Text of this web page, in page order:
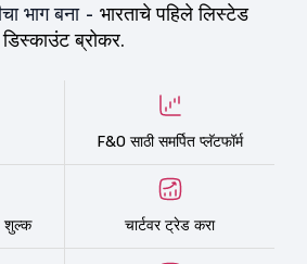
भाग बना - भारताचे पहिले लिस्टेड
डिस्काउंट ब्रोकर.
F&O साठी समर्पित प्लॅटफॉर्म
शुल्क चार्टवर ट्रेड करा